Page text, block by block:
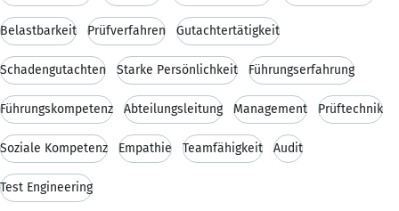
Belastbarkeit Prüfverfahren Gutachtertätigkeit
Schadengutachten Starke Persönlichkeit Führungserfahrung
Führungskompetenz Abteilungsleitung Management Prüftechnik
Soziale Kompetenz Empathie Teamfähigkeit Audit
Test Engineering